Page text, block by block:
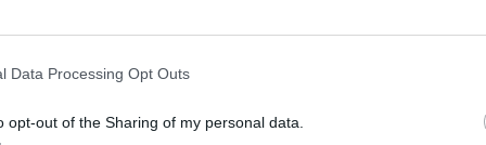
Data Processing Opt Outs
opt-out of the Sharing of my personal data.